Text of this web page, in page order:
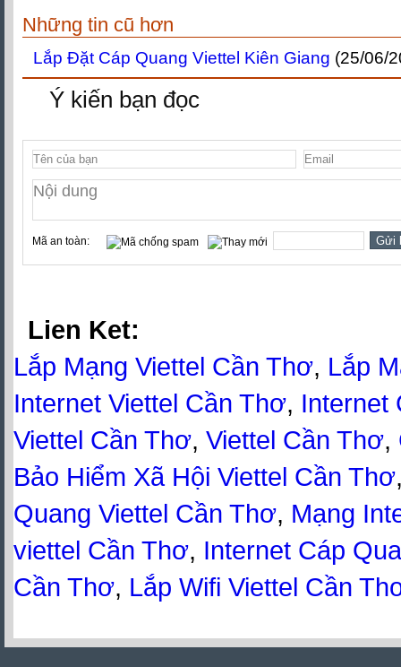
Những tin cũ hơn
Lắp Đặt Cáp Quang Viettel Kiên Giang (25/06/
Ý kiến bạn đọc
Mã an toàn:
Lien Ket:
Lắp Mạng Viettel Cần Thơ, Lắp
Internet Viettel Cần Thơ, Internet
Viettel Cần Thơ, Viettel Cần Thơ,
Bảo Hiểm Xã Hội Viettel Cần Thơ
Quang Viettel Cần Thơ, Mạng
viettel Cần Thơ, Internet Cáp
Cần Thơ, Lắp Wifi Viettel Cần